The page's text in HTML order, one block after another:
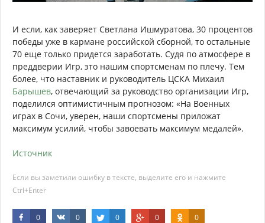
И если, как заверяет Светлана Ишмуратова, 30 процентов
победы уже в кармане российской сборной, то остальные
70 еще только придется заработать. Судя по атмосфере в
преддверии Игр, это нашим спортсменам по плечу. Тем
более, что наставник и руководитель ЦСКА Михаил
Барышев, отвечающий за руководство организации Игр,
поделился оптимистичным прогнозом: «На Военных
играх в Сочи, уверен, наши спортсмены приложат
максимум усилий, чтобы завоевать максимум медалей».
Источник
Если вы заметили ошибку в тексте, выделите его и нажмите
Ctrl+Enter
0 0 0 0 0